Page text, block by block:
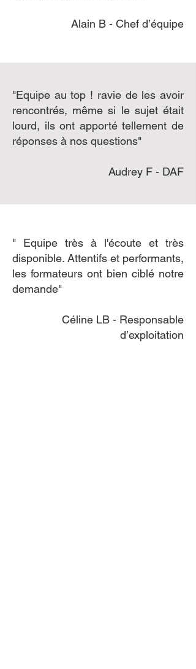
Alain B - Chef d’équipe
"Equipe au top ! ravie de les avoir
rencontrés, même si le sujet était
lourd, ils ont apporté tellement de
réponses à nos questions"
Audrey F - DAF
" Equipe très à l'écoute et très
disponible. Attentifs et performants,
les formateurs ont bien ciblé notre
demande"
Céline LB - Responsable
d’exploitation